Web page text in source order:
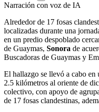
Narración con voz de IA
Alrededor de 17 fosas
localizadas durante una
en un predio despoblado
de Guaymas, Sonora de
Buscadoras de Guaymas y
El hallazgo se llevó a cabo en
2.5 kilómetros al oriente de
colectivo, con apoyo de
de 17 fosas clandestinas,